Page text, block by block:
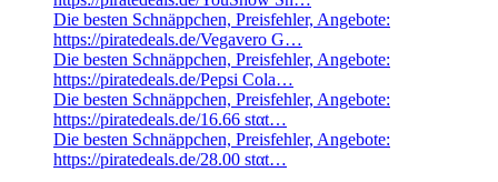
Die besten Schnäppchen, Preisfehler, Angebote:
https://piratedeals.de/Vegavero G…
Die besten Schnäppchen, Preisfehler, Angebote:
https://piratedeals.de/Pepsi Cola…
Die besten Schnäppchen, Preisfehler, Angebote:
https://piratedeals.de/16.66 stαt…
Die besten Schnäppchen, Preisfehler, Angebote:
https://piratedeals.de/28.00 stαt…